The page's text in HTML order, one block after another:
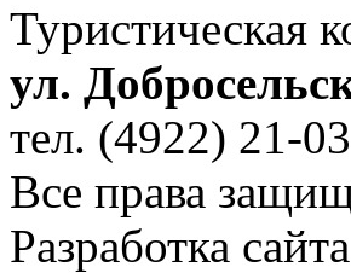
Туристическая
ул.
тел. (4922) 21-
Все права
Разработка